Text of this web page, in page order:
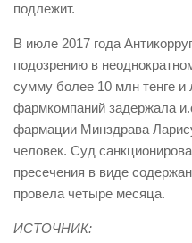
подлежит.
В июле 2017 года
подозрению в
сумму более 10 млн тенге и
фармкомпаний задержала
фармации Минздрава
человек. Суд
пресечения в виде
провела четыре месяца.
ИСТОЧНИК: